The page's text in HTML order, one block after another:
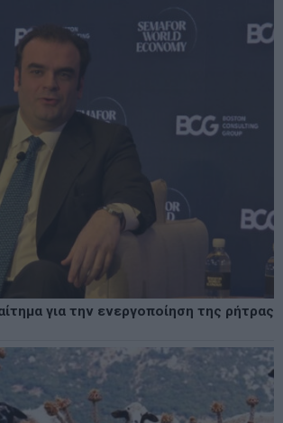
για την ενεργοποίηση της ρήτρας